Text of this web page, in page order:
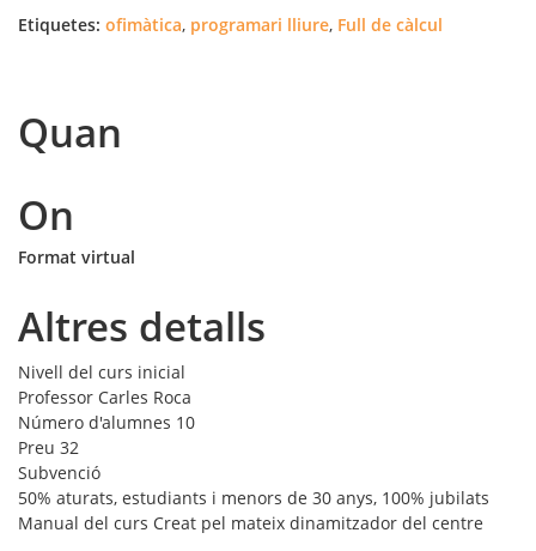
Etiquetes: ofimàtica, programari lliure, Full de càlcul
Quan
On
Format virtual
Altres detalls
Nivell del curs inicial
Professor Carles Roca
Número d'alumnes 10
Preu 32
Subvenció
50% aturats, estudiants i menors de 30 anys, 100% jubilats
Manual del curs Creat pel mateix dinamitzador del centre